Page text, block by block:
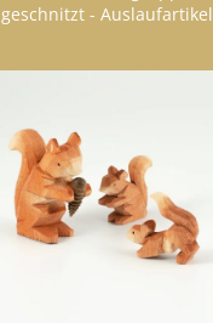
geschnitzt - Auslaufartikel